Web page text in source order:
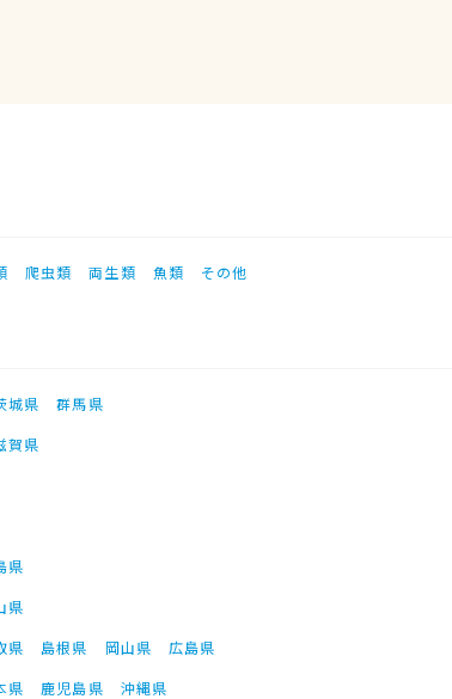
爬虫類 両生類 魚類 その他
城県
群馬県
賀県
県
県
県 島根県 岡山県
広島県
県 鹿児島県 沖縄県